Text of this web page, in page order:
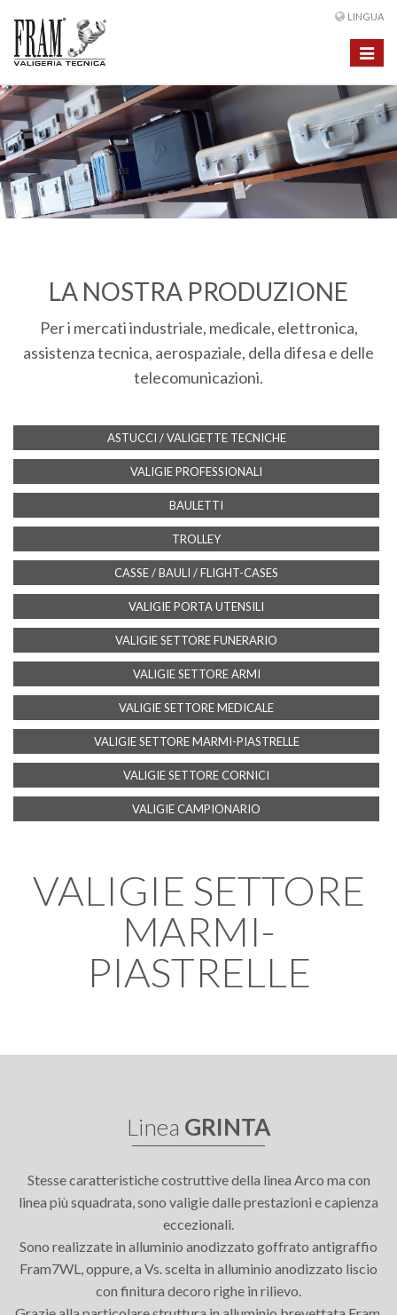
LINGUA
Toggle
LA NOSTRA PRODUZIONE
Per i mercati industriale, medicale, elettronica,
assistenza tecnica, aerospaziale, della difesa e delle
telecomunicazioni.
ASTUCCI / VALIGETTE TECNICHE
VALIGIE PROFESSIONALI
BAULETTI
TROLLEY
CASSE / BAULI / FLIGHT-CASES
VALIGIE PORTA UTENSILI
VALIGIE SETTORE FUNERARIO
VALIGIE SETTORE ARMI
VALIGIE SETTORE MEDICALE
VALIGIE SETTORE MARMI-PIASTRELLE
VALIGIE SETTORE CORNICI
VALIGIE CAMPIONARIO
VALIGIE SETTORE
MARMI-
PIASTRELLE
Linea GRINTA
Stesse caratteristiche costruttive della linea Arco ma con
linea più squadrata, sono valigie dalle prestazioni e capienza
eccezionali.
Sono realizzate in alluminio anodizzato goffrato antigraffio
Fram7WL, oppure, a Vs. scelta in alluminio anodizzato liscio
con finitura decoro righe in rilievo.